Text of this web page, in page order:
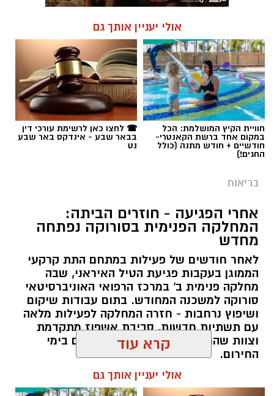
אולי יעניין אותך גם
חוויית הקיץ המושלמת: הכל
במקום אחד ברשת הקאנטרי-
חודשיים + חודש מתנה (כולל
החגים!)
☎ לחצו כאן לרשימת עורכי דין
בבאר שבע - אינדקס באר שבע
נט
בריאות
אחרי הפגיעה - חוזרים הביתה:
המחלקה הפנימית בסורוקה נפתחה
מחדש
לאחר חודשים של פעילות במתחם התת קרקעי
הממוגן בעקבות פגיעת הטיל האיראני, שבה
מחלקה פנימית ב' במרכז הרפואי האוניברסיטאי
סורוקה למשכנה המחודש. בתום עבודות שיקום
ושיפוץ נרחבות - חזרה המחלקה לפעילות מלאה
עם תשתיות חדשות, סביבת אשפוז מתקדמת
וצוות שהמשיך להעניק טיפול מסור גם בימי
החירום.
קרא עוד
אולי יעניין אותך גם